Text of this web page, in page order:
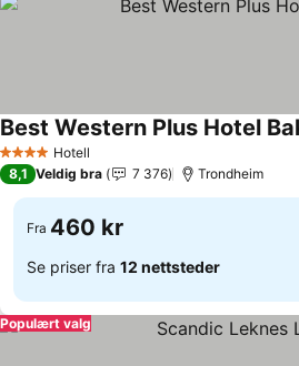
4 StjernerHotell
Best Western Plus Hotel
8,1 Veldig bra 7 376 Trondheim
Fra 460 kr
Se priser fra 12 nettsteder
Populært valg